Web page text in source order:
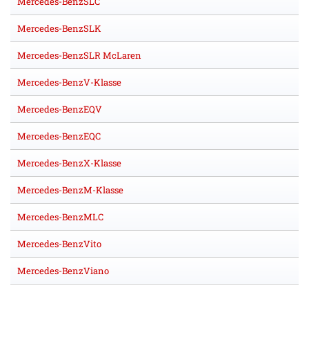
Mercedes-BenzSLK
Mercedes-BenzSLR McLaren
Mercedes-BenzV-Klasse
Mercedes-BenzEQV
Mercedes-BenzEQC
Mercedes-BenzX-Klasse
Mercedes-BenzM-Klasse
Mercedes-BenzMLC
Mercedes-BenzVito
Mercedes-BenzViano